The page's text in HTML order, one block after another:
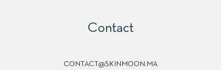
Contact
CONTACT@SKINMOON.MA